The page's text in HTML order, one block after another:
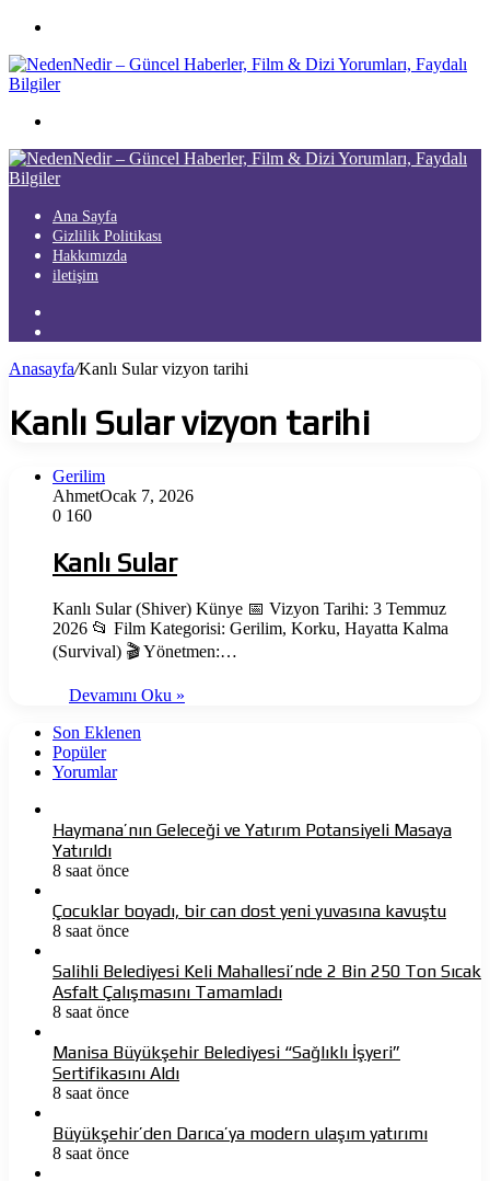
...
Ana Sayfa
Gizlilik Politikası
Hakkımızda
iletişim
...
Anasayfa/Kanlı Sular vizyon tarihi
Kanlı Sular vizyon tarihi
Gerilim
AhmetOcak 7, 2026
0 160
Kanlı Sular
Kanlı Sular (Shiver) Künye 📅 Vizyon Tarihi: 3 Temmuz
2026 📂 Film Kategorisi: Gerilim, Korku, Hayatta Kalma
(Survival) 🎬 Yönetmen:…
Devamını Oku »
Son Eklenen
Popüler
Yorumlar
Haymana’nın Geleceği ve Yatırım Potansiyeli Masaya
Yatırıldı
8 saat önce
Çocuklar boyadı, bir can dost yeni yuvasına kavuştu
8 saat önce
Salihli Belediyesi Keli Mahallesi’nde 2 Bin 250 Ton Sıcak
Asfalt Çalışmasını Tamamladı
8 saat önce
Manisa Büyükşehir Belediyesi “Sağlıklı İşyeri”
Sertifikasını Aldı
8 saat önce
Büyükşehir’den Darıca’ya modern ulaşım yatırımı
8 saat önce